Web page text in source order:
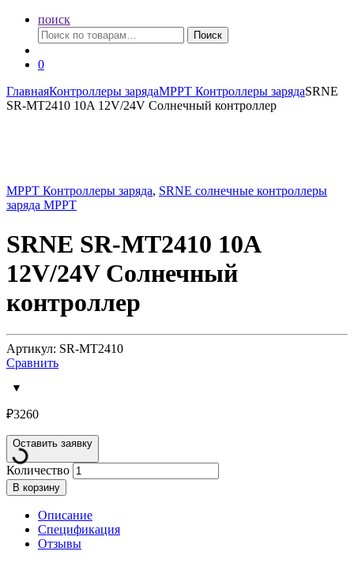
поиск
Искать:
Поиск
0
ГлавнаяКонтроллеры зарядаMPPT Контроллеры зарядаSRNE
SR-MT2410 10A 12V/24V Солнечный контроллер
MPPT Контроллеры заряда, SRNE солнечные контроллеры
заряда MPPT
SRNE SR-MT2410 10A
12V/24V Солнечный
контроллер
Артикул: SR-MT2410
Сравнить
₽3260
Оставить заявку
Количество
В корзину
Описание
Спецификация
Отзывы